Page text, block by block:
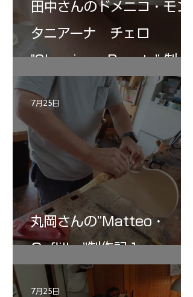
田中さんのドメニコ・モン
タニアーナ チェロ
"Sleeping・Beauty” 制作
記 30
丸岡さんの”Matteo・
Gofliller”制作記１
7月25日
7月25日